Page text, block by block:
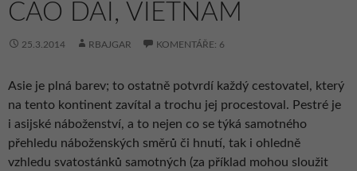
CAO DAI, VIETNAM
25.3.2014 RBAJGAR KOMENTÁŘE: 6
Asie je plná barev; to ostatně potvrdí každý cestovatel, který
na tento kontinent zavítal a trochu jej procestoval. Pestré je
i asijské náboženství, a to nejen co se týká samotného
přehledu náboženských směrů či hnutí, tak i ohledně
vzhledu svatostánků samotných (za příklad mohou sloužit